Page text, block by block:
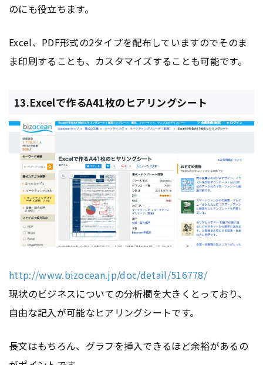
のにも役立ちます。
Excel、PDF形式の2タイプを配布していますのでそのま
ま印刷することも、カスタマイズすることも可能です。
13.Excelで作るA41枚のヒアリングシート
http://www.bizocean.jp/doc/detail/516778/
現状のビジネスについての分析欄を大きくとっており、
自由な記入が可能なヒアリングシートです。
長文はもちろん、グラフを挿入できるほど余裕があるの